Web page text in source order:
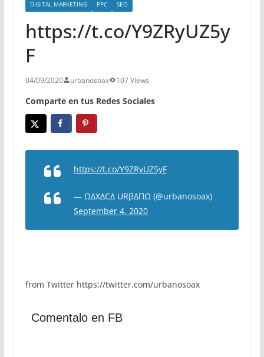
DIGITAL MARKETING PPC SEO
https://t.co/Y9ZRyUZ5y
F
04/09/2020 urbanosoax 107 Views
Comparte en tus Redes Sociales
https://t.co/Y9ZRyUZ5yF
— ΩΔXΔCΔ URβΔΠΩ (@urbanosoax)
September 4, 2020
from Twitter https://twitter.com/urbanosoax
Comentalo en FB